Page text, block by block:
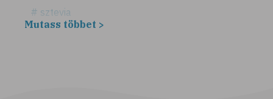
# sztevia
# fogadalom
Mutass többet >